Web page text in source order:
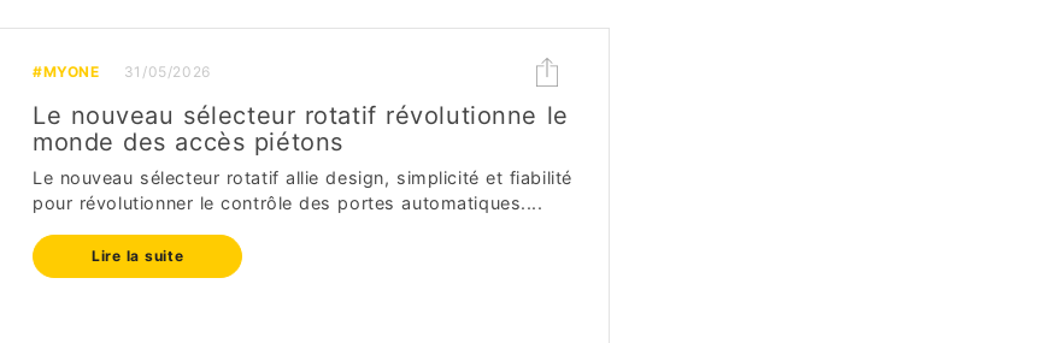
#MYONE 31/05/2026
Le nouveau sélecteur rotatif révolutionne le
monde des accès piétons
Le nouveau sélecteur rotatif allie design, simplicité et fiabilité
pour révolutionner le contrôle des portes automatiques....
Lire la suite